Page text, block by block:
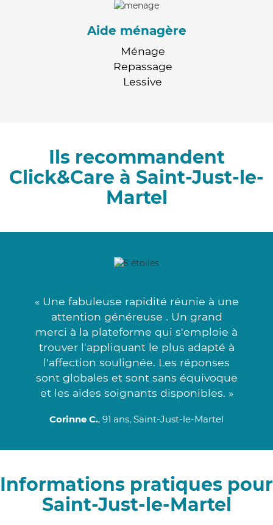
Aide ménagère
Ménage
Repassage
Lessive
Ils recommandent
Click&Care à Saint-Just-le-
Martel
« Une fabuleuse rapidité réunie à une
attention généreuse . Un grand
merci à la plateforme qui s'emploie à
trouver l'appliquant le plus adapté à
l'affection soulignée. Les réponses
sont globales et sont sans équivoque
et les aides soignants disponibles. »
Corinne C., 91 ans, Saint-Just-le-Martel
Informations pratiques pour
Saint-Just-le-Martel